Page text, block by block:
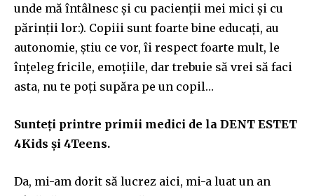
unde mă întâlnesc și cu pacienții mei mici și cu
părinții lor:). Copiii sunt foarte bine educați, au
autonomie, știu ce vor, îi respect foarte mult, le
înțeleg fricile, emoțiile, dar trebuie să vrei să faci
asta, nu te poți supăra pe un copil…
Sunteți printre primii medici de la DENT ESTET
4Kids și 4Teens.
Da, mi-am dorit să lucrez aici, mi-a luat un an